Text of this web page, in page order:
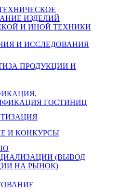
ИЗДЕЛИЙ
И ИНОЙ ТЕХНИКИ
И ИССЛЕДОВАНИЯ
ПРОДУКЦИИ И
ГОСТИНИЦ
И КОНКУРСЫ
(ВЫВОД
НА РЫНОК)